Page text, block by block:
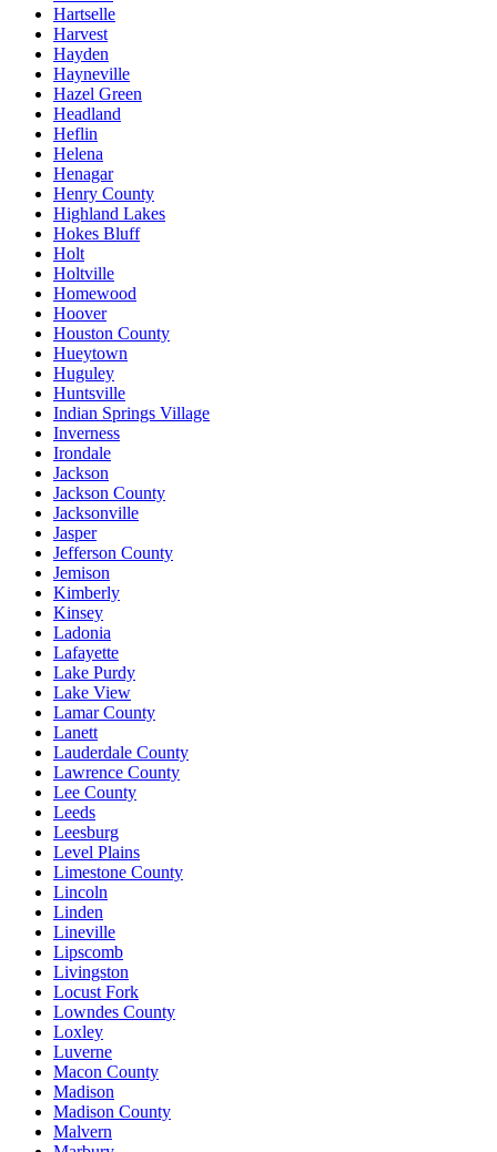
Hartselle
Harvest
Hayden
Hayneville
Hazel Green
Headland
Heflin
Helena
Henagar
Henry County
Highland Lakes
Hokes Bluff
Holt
Holtville
Homewood
Hoover
Houston County
Hueytown
Huguley
Huntsville
Indian Springs Village
Inverness
Irondale
Jackson
Jackson County
Jacksonville
Jasper
Jefferson County
Jemison
Kimberly
Kinsey
Ladonia
Lafayette
Lake Purdy
Lake View
Lamar County
Lanett
Lauderdale County
Lawrence County
Lee County
Leeds
Leesburg
Level Plains
Limestone County
Lincoln
Linden
Lineville
Lipscomb
Livingston
Locust Fork
Lowndes County
Loxley
Luverne
Macon County
Madison
Madison County
Malvern